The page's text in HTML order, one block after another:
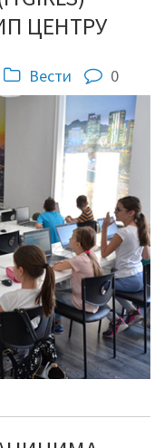
ЦЕНТРУ
Вести 0